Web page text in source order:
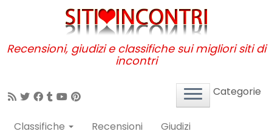
Recensioni, giudizi e classifiche sui migliori siti di
incontri
Categorie
Classifiche Recensioni
Giudizi